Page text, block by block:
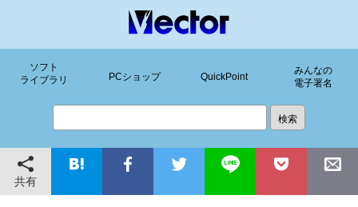
ソフト
ライブラリ
PCショップ QuickPoint
みんなの
電子署名
共有